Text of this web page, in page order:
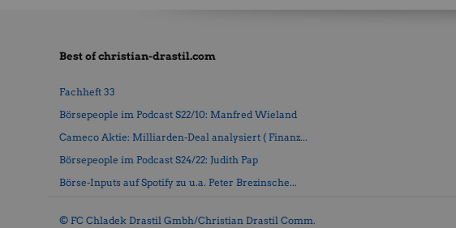
Best of christian-drastil.com
Fachheft 33
Börsepeople im Podcast S22/10: Manfred Wieland
Cameco Aktie: Milliarden-Deal analysiert ( Finanz...
Börsepeople im Podcast S24/22: Judith Pap
Börse-Inputs auf Spotify zu u.a. Peter Brezinsche...
© FC Chladek Drastil Gmbh/Christian Drastil Comm.